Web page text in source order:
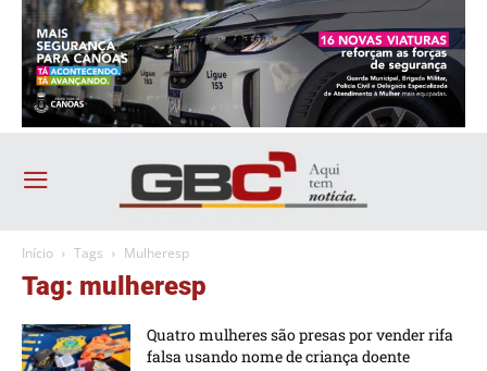
Início Tags Mulheresp
Tag: mulheresp
Quatro mulheres são presas por vender rifa
falsa usando nome de criança doente